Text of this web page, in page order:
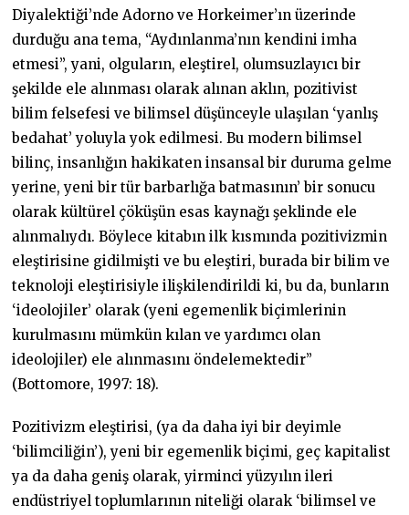
Diyalektiği’nde Adorno ve Horkeimer’ın üzerinde
durduğu ana tema, “Aydınlanma’nın kendini imha
etmesi”, yani, olguların, eleştirel, olumsuzlayıcı bir
şekilde ele alınması olarak alınan aklın, pozitivist
bilim felsefesi ve bilimsel düşünceyle ulaşılan ‘yanlış
bedahat’ yoluyla yok edilmesi. Bu modern bilimsel
bilinç, insanlığın hakikaten insansal bir duruma gelme
yerine, yeni bir tür barbarlığa batmasının’ bir sonucu
olarak kültürel çöküşün esas kaynağı şeklinde ele
alınmalıydı. Böylece kitabın ilk kısmında pozitivizmin
eleştirisine gidilmişti ve bu eleştiri, burada bir bilim ve
teknoloji eleştirisiyle ilişkilendirildi ki, bu da, bunların
‘ideolojiler’ olarak (yeni egemenlik biçimlerinin
kurulmasını mümkün kılan ve yardımcı olan
ideolojiler) ele alınmasını öndelemektedir”
(Bottomore, 1997: 18).
Pozitivizm eleştirisi, (ya da daha iyi bir deyimle
‘bilimciliğin’), yeni bir egemenlik biçimi, geç kapitalist
ya da daha geniş olarak, yirminci yüzyılın ileri
endüstriyel toplumlarının niteliği olarak ‘bilimsel ve